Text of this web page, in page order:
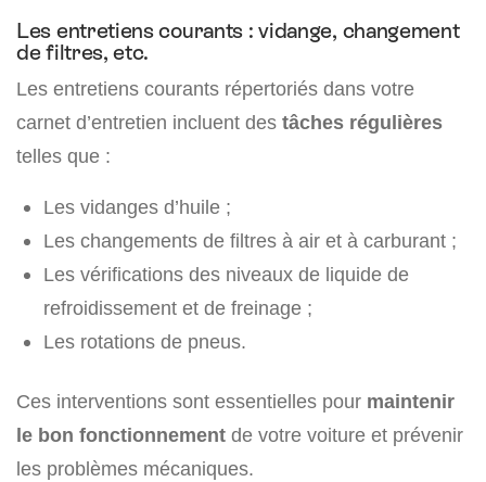
Les entretiens courants : vidange, changement
de filtres, etc.
Les entretiens courants répertoriés dans votre
carnet d’entretien incluent des tâches régulières
telles que :
Les vidanges d’huile ;
Les changements de filtres à air et à carburant ;
Les vérifications des niveaux de liquide de
refroidissement et de freinage ;
Les rotations de pneus.
Ces interventions sont essentielles pour maintenir
le bon fonctionnement de votre voiture et prévenir
les problèmes mécaniques.